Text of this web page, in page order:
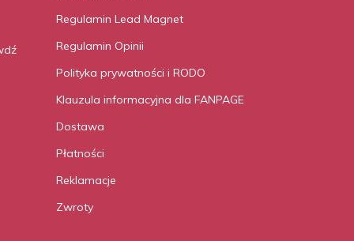
Regulamin Lead Magnet
Regulamin Opinii
Polityka prywatności i RODO
Klauzula informacyjna dla FANPAGE
Dostawa
Płatności
Reklamacje
Zwroty